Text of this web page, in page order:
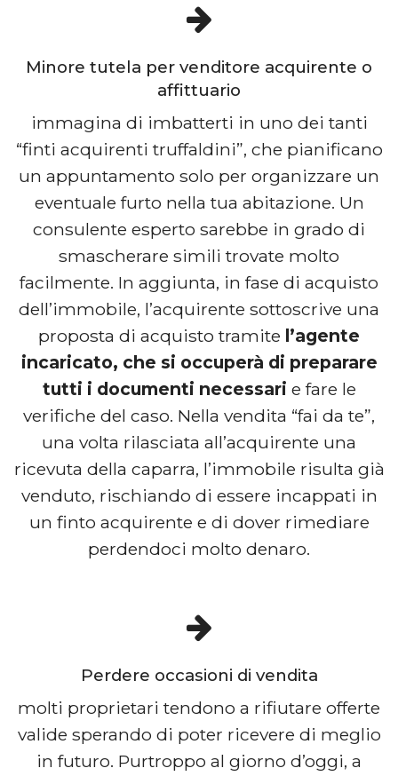
Minore tutela per venditore acquirente o
affittuario
immagina di imbatterti in uno dei tanti
“finti acquirenti truffaldini”, che pianificano
un appuntamento solo per organizzare un
eventuale furto nella tua abitazione. Un
consulente esperto sarebbe in grado di
smascherare simili trovate molto
facilmente. In aggiunta, in fase di acquisto
dell’immobile, l’acquirente sottoscrive una
proposta di acquisto tramite l’agente
incaricato, che si occuperà di preparare
tutti i documenti necessari e fare le
verifiche del caso. Nella vendita “fai da te”,
una volta rilasciata all’acquirente una
ricevuta della caparra, l’immobile risulta già
venduto, rischiando di essere incappati in
un finto acquirente e di dover rimediare
perdendoci molto denaro.
Perdere occasioni di vendita
molti proprietari tendono a rifiutare offerte
valide sperando di poter ricevere di meglio
in futuro. Purtroppo al giorno d’oggi, a